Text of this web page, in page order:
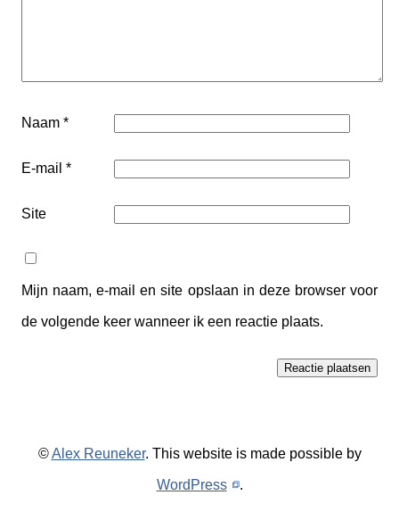
Naam*
E-mail*
Site
Mijn naam, e-mail en site opslaan in deze browser voor
de volgende keer wanneer ik een reactie plaats.
©Alex Reuneker. This website is made possible by
WordPress .